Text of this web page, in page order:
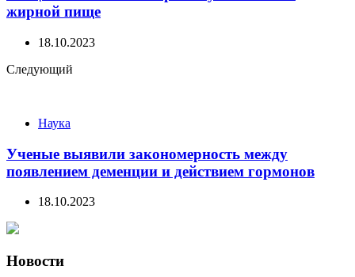
жирной пище
18.10.2023
Следующий
Наука
Ученые выявили закономерность между
появлением деменции и действием гормонов
18.10.2023
Новости